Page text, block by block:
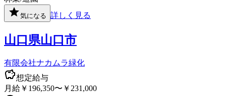
気になる 詳しく見る
山口県山口市
有限会社ナカムラ緑化
想定給与
月給￥196,350〜￥231,000